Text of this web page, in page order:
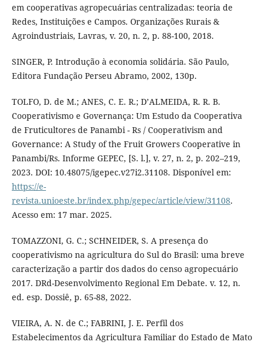
em cooperativas agropecuárias centralizadas: teoria de
Redes, Instituições e Campos. Organizações Rurais &
Agroindustriais, Lavras, v. 20, n. 2, p. 88-100, 2018.
SINGER, P. Introdução à economia solidária. São Paulo,
Editora Fundação Perseu Abramo, 2002, 130p.
TOLFO, D. de M.; ANES, C. E. R.; D’ALMEIDA, R. R. B.
Cooperativismo e Governança: Um Estudo da Cooperativa
de Fruticultores de Panambi - Rs / Cooperativism and
Governance: A Study of the Fruit Growers Cooperative in
Panambi/Rs. Informe GEPEC, [S. l.], v. 27, n. 2, p. 202–219,
2023. DOI: 10.48075/igepec.v27i2.31108. Disponível em:
https://e-
revista.unioeste.br/index.php/gepec/article/view/31108.
Acesso em: 17 mar. 2025.
TOMAZZONI, G. C.; SCHNEIDER, S. A presença do
cooperativismo na agricultura do Sul do Brasil: uma breve
caracterização a partir dos dados do censo agropecuário
2017. DRd-Desenvolvimento Regional Em Debate. v. 12, n.
ed. esp. Dossiê, p. 65-88, 2022.
VIEIRA, A. N. de C.; FABRINI, J. E. Perfil dos
Estabelecimentos da Agricultura Familiar do Estado de Mato